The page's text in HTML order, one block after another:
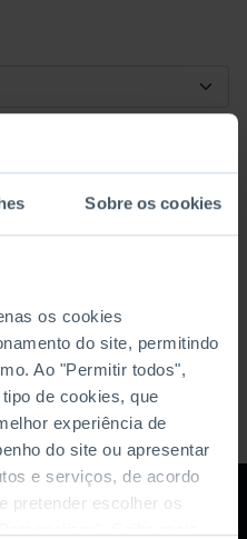
Sobre os cookies
os cookies
do site, permitindo
Ao "Permitir todos",
de cookies, que
experiência de
do site ou apresentar
e serviços, de acordo
pretender escolher os